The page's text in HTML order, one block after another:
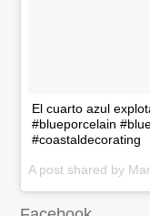
El cuarto azul
#blueporcelain
#coastaldecorating